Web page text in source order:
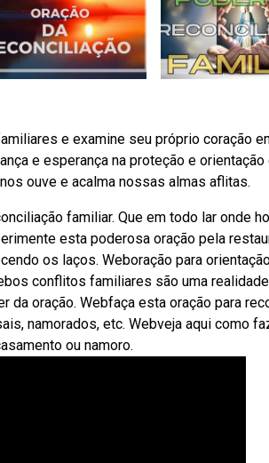
e examine seu próprio coração
e esperança na proteção e orientação
ouve e acalma nossas almas aflitas.
familiar. Que em todo lar onde
esta poderosa oração pela
os laços. Weboração para
conflitos familiares são uma
oração. Webfaça esta oração para
namorados, etc. Webveja aqui como
ou namoro.